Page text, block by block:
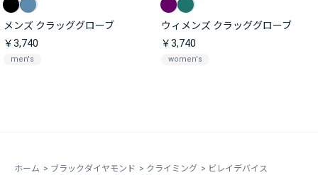
men's
メンズ クラッググローブ
￥3,740
women's
ウィメンズ クラッググローブ
￥3,740
ホーム > ブラックダイヤモンド > クライミング > ビレイデバイス